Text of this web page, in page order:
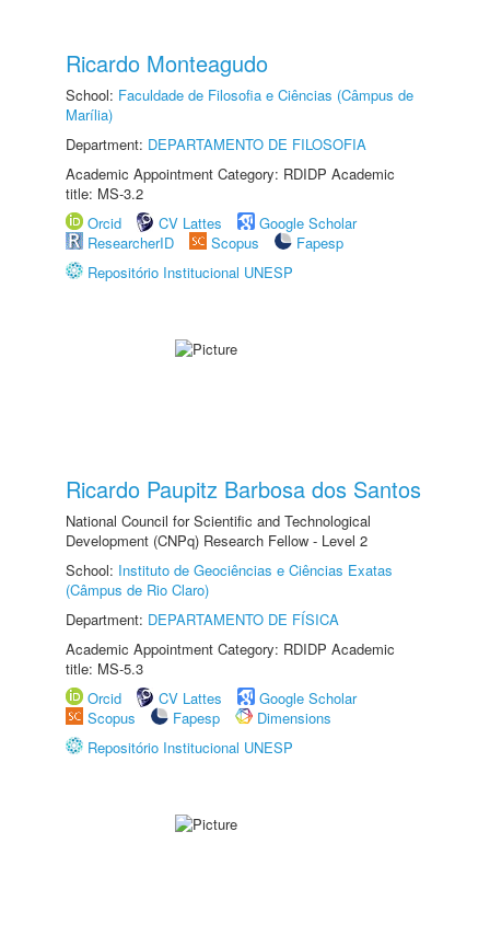
Ricardo Monteagudo
School: Faculdade de Filosofia e Ciências (Câmpus de
Marília)
Department: DEPARTAMENTO DE FILOSOFIA
Academic Appointment Category: RDIDP Academic
title: MS-3.2
Orcid
CV Lattes
Google Scholar
ResearcherID
Scopus
Fapesp
Repositório Institucional UNESP
Ricardo Paupitz Barbosa dos Santos
National Council for Scientific and Technological
Development (CNPq) Research Fellow - Level 2
School: Instituto de Geociências e Ciências Exatas
(Câmpus de Rio Claro)
Department: DEPARTAMENTO DE FÍSICA
Academic Appointment Category: RDIDP Academic
title: MS-5.3
Orcid
CV Lattes
Google Scholar
Scopus
Fapesp
Dimensions
Repositório Institucional UNESP